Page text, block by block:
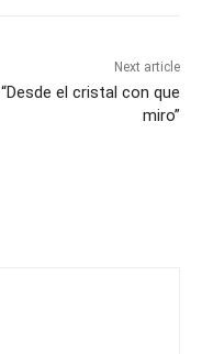
Next article
“Desde el cristal con que
miro”